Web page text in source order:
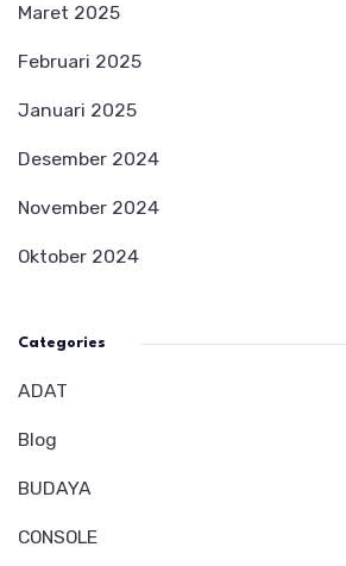
Maret 2025
Februari 2025
Januari 2025
Desember 2024
November 2024
Oktober 2024
Categories
ADAT
Blog
BUDAYA
CONSOLE